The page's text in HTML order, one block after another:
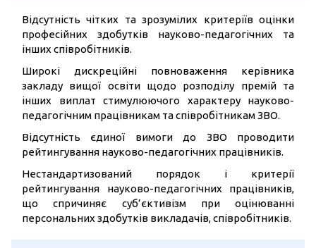
Відсутність чітких та зрозумілих критеріїв оцінки
професійних здобутків науково-педагогічних та
інших співробітників.
Широкі дискреційні повноваження керівника
закладу вищої освіти щодо розподілу премій та
інших виплат стимулюючого характеру науково-
педагогічним працівникам та співробітникам ЗВО.
Відсутність єдиної вимоги до ЗВО проводити
рейтингування науково-педагогічних працівників.
Нестандартизований порядок і критерії
рейтингування науково-педагогічних працівників,
що спричиняє суб’єктивізм при оцінюванні
персональних здобутків викладачів, співробітників.